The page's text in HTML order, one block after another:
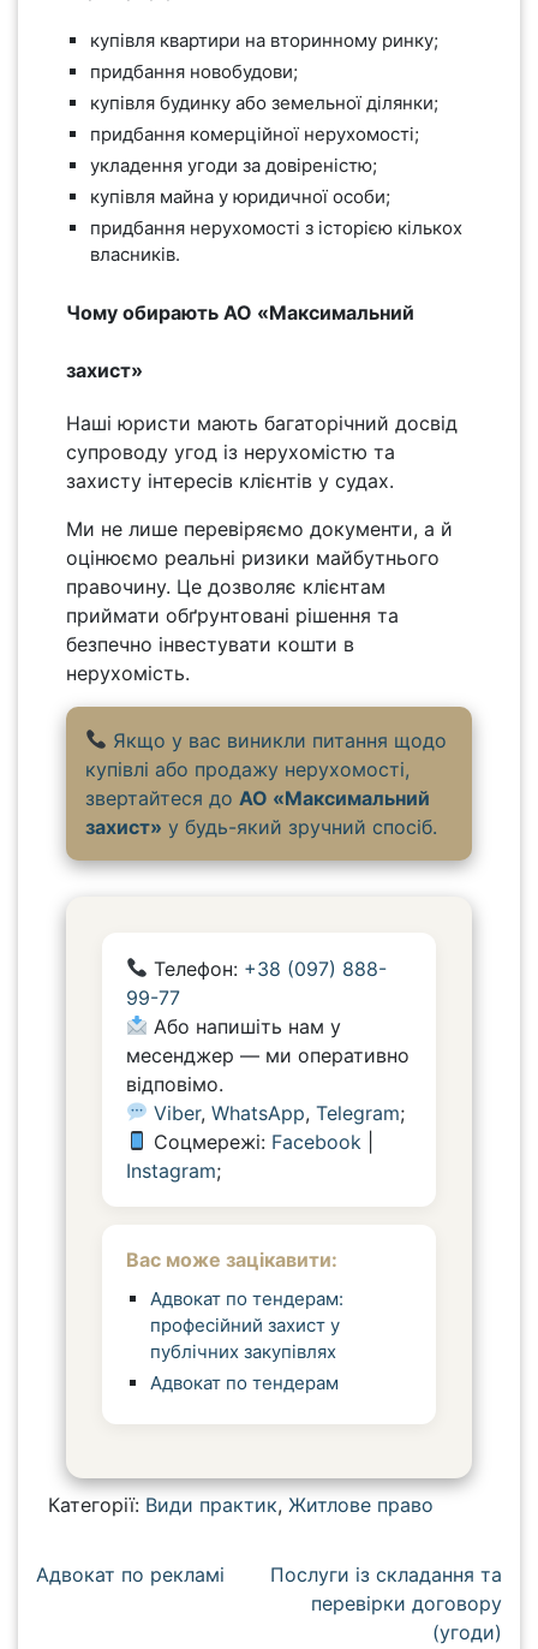
купівля квартири на вторинному ринку;
придбання новобудови;
купівля будинку або земельної ділянки;
придбання комерційної нерухомості;
укладення угоди за довіреністю;
купівля майна у юридичної особи;
придбання нерухомості з історією кількох
власників.
Чому обирають АО «Максимальний
захист»
Наші юристи мають багаторічний досвід
супроводу угод із нерухомістю та
захисту інтересів клієнтів у судах.
Ми не лише перевіряємо документи, а й
оцінюємо реальні ризики майбутнього
правочину. Це дозволяє клієнтам
приймати обґрунтовані рішення та
безпечно інвестувати кошти в
нерухомість.
Якщо у вас виникли питання щодо
купівлі або продажу нерухомості,
звертайтеся до АО «Максимальний
захист» у будь-який зручний спосіб.
Телефон: +38 (097) 888-
99-77
Або напишіть нам у
месенджер — ми оперативно
відповімо.
Viber,WhatsApp,Telegram;
Соцмережі: Facebook
Instagram;
Вас може зацікавити:
Адвокат по тендерам:
професійний захист у
публічних закупівлях
Адвокат по тендерам
Категорії: Види практик, Житлове право
Н
Адвокат по рекламі
Послуги із складання та
перевірки договору
(угоди)